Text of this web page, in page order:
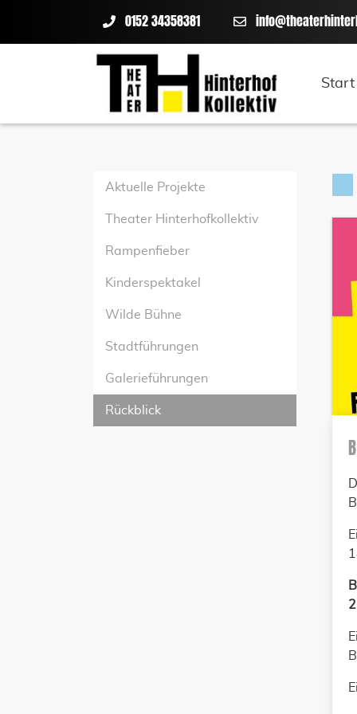
0152 34358381
Start
2
Aktuelle Projekte
Theater Hinterhofkollektiv
Rampenfieber
Kinderspektakel
Wilde Bühne
Stadtführungen
Galerieführungen
Rückblick